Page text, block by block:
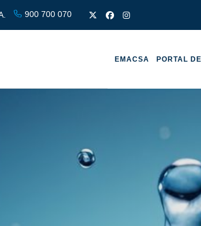
900 700 070
EMACSA PORTAL